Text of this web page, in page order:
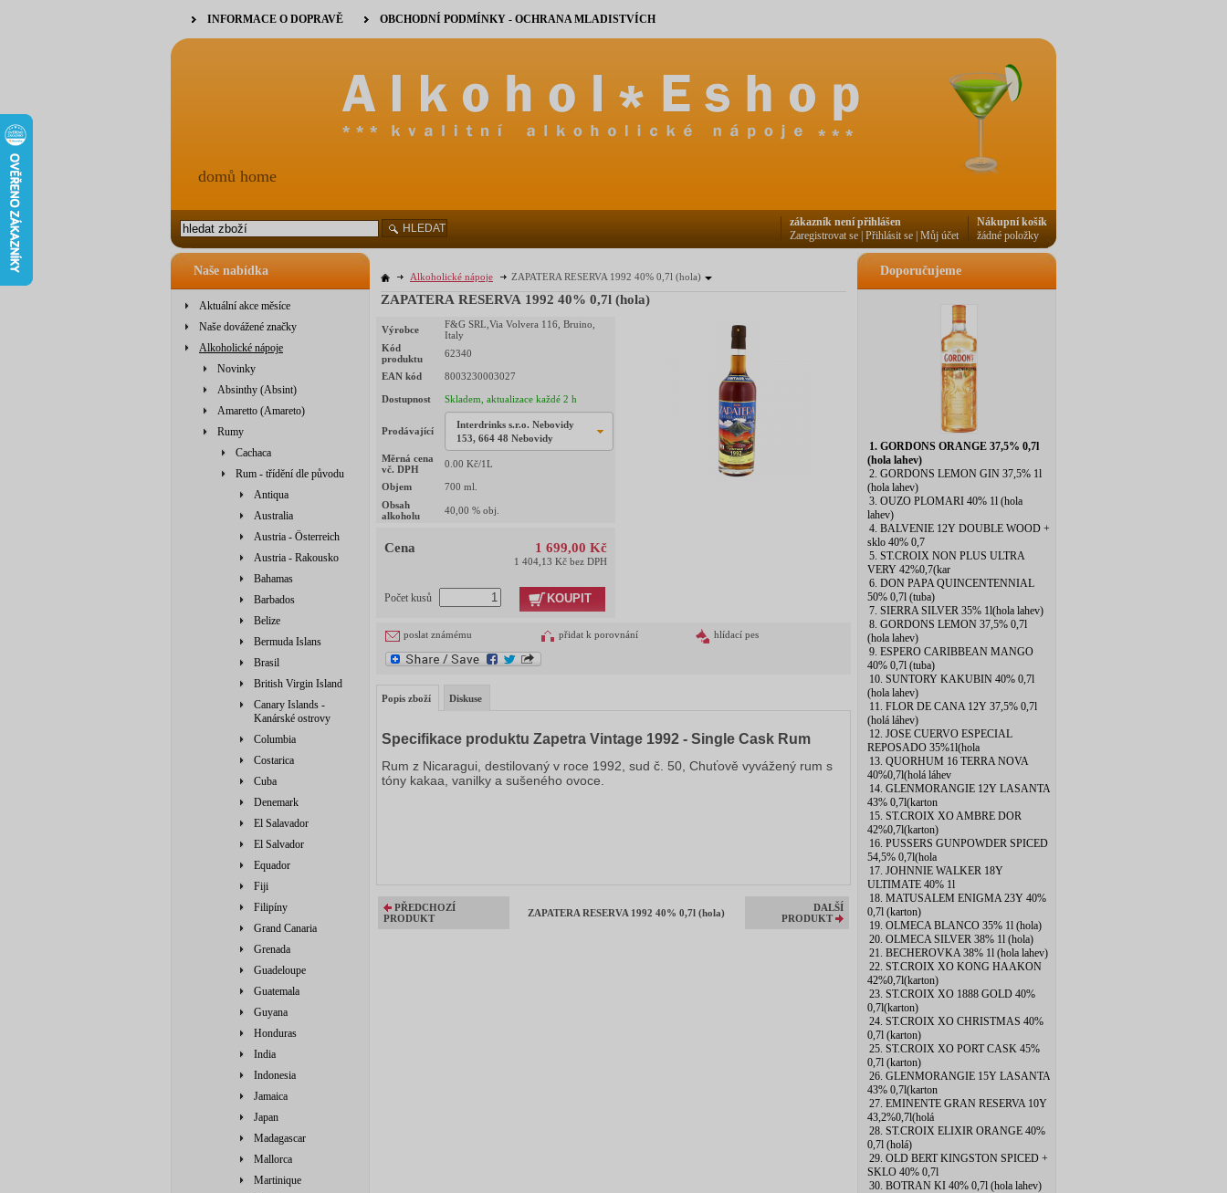
Naše nabídka
Aktuální akce měsíce
Naše dovážené značky
Alkoholické nápoje
Novinky
Absinthy (Absint)
Amaretto (Amareto)
Rumy
Cachaca
Rum - třídění dle původu
Antiqua
Australia
Austria - Österreich
Austria - Rakousko
Bahamas
Barbados
Belize
Bermuda Islans
Brasil
British Virgin Island
Canary Islands -
Kanárské ostrovy
Columbia
Costarica
Cuba
Denemark
El Salavador
El Salvador
Equador
Fiji
Filipíny
Grand Canaria
Grenada
Guadeloupe
Guatemala
Guyana
Honduras
India
Indonesia
Jamaica
Japan
Madagascar
Mallorca
Martinique
Alkoholické nápoje ZAPATERA RESERVA 1992 40% 0,7l (hola)
ZAPATERA RESERVA 1992 40% 0,7l (hola)
Výrobce
F&G SRL,Via Volvera 116, Bruino,
Italy
Kód
produktu
62340
EAN kód 8003230003027
Dostupnost Skladem, aktualizace každé 2 h
Prodávající
Interdrinks s.r.o. Nebovidy
153, 664 48 Nebovidy
Měrná cena
vč. DPH
0.00 Kč/1L
Objem 700 ml.
Obsah
alkoholu
40,00 % obj.
Cena 1 699,00 Kč
1 404,13 Kč bez DPH
Počet kusů KOUPIT
poslat známému přidat k porovnání hlídací pes
Popis zboží Diskuse
Specifikace produktu Zapetra Vintage 1992 - Single Cask Rum
Rum z Nicaragui, destilovaný v roce 1992, sud č. 50, Chuťově vyvážený rum s
tóny kakaa, vanilky a sušeného ovoce.
PŘEDCHOZÍ
PRODUKT
ZAPATERA RESERVA 1992 40% 0,7l (hola)
DALŠÍ
PRODUKT
Doporučujeme
1. GORDONS ORANGE 37,5% 0,7l
(hola lahev)
2. GORDONS LEMON GIN 37,5% 1l
(hola lahev)
3. OUZO PLOMARI 40% 1l (hola
lahev)
4. BALVENIE 12Y DOUBLE WOOD +
sklo 40% 0,7
5. ST.CROIX NON PLUS ULTRA
VERY 42%0,7(kar
6. DON PAPA QUINCENTENNIAL
50% 0,7l (tuba)
7. SIERRA SILVER 35% 1l(hola lahev)
8. GORDONS LEMON 37,5% 0,7l
(hola lahev)
9. ESPERO CARIBBEAN MANGO
40% 0,7l (tuba)
10. SUNTORY KAKUBIN 40% 0,7l
(hola lahev)
11. FLOR DE CANA 12Y 37,5% 0,7l
(holá láhev)
12. JOSE CUERVO ESPECIAL
REPOSADO 35%1l(hola
13. QUORHUM 16 TERRA NOVA
40%0,7l(holá láhev
14. GLENMORANGIE 12Y LASANTA
43% 0,7l(karton
15. ST.CROIX XO AMBRE DOR
42%0,7l(karton)
16. PUSSERS GUNPOWDER SPICED
54,5% 0,7l(hola
17. JOHNNIE WALKER 18Y
ULTIMATE 40% 1l
18. MATUSALEM ENIGMA 23Y 40%
0,7l (karton)
19. OLMECA BLANCO 35% 1l (hola)
20. OLMECA SILVER 38% 1l (hola)
21. BECHEROVKA 38% 1l (hola lahev)
22. ST.CROIX XO KONG HAAKON
42%0,7l(karton)
23. ST.CROIX XO 1888 GOLD 40%
0,7l(karton)
24. ST.CROIX XO CHRISTMAS 40%
0,7l (karton)
25. ST.CROIX XO PORT CASK 45%
0,7l (karton)
26. GLENMORANGIE 15Y LASANTA
43% 0,7l(karton
27. EMINENTE GRAN RESERVA 10Y
43,2%0,7l(holá
28. ST.CROIX ELIXIR ORANGE 40%
0,7l (holá)
29. OLD BERT KINGSTON SPICED +
SKLO 40% 0,7l
30. BOTRAN KI 40% 0,7l (hola lahev)
INFORMACE O DOPRAVĚ OBCHODNÍ PODMÍNKY - OCHRANA MLADISTVÍCH
domů home
HLEDAT
Nákupní košík
žádné položky
zákazník není přihlášen
Zaregistrovat se Přihlásit se Můj účet